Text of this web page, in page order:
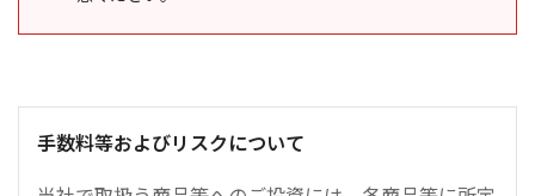
手数料等およびリスクについて